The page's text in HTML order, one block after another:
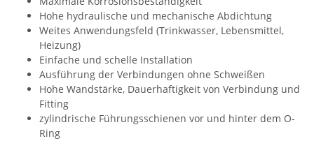
Hohe hydraulische und mechanische Abdichtung
Weites Anwendungsfeld (Trinkwasser, Lebensmittel,
Heizung)
Einfache und schelle Installation
Ausführung der Verbindungen ohne Schweißen
Hohe Wandstärke, Dauerhaftigkeit von Verbindung und
Fitting
zylindrische Führungsschienen vor und hinter dem O-
Ring